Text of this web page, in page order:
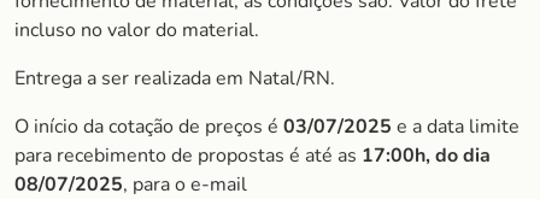
incluso no valor do material.
Entrega a ser realizada em Natal/RN.
O início da cotação de preços é 03/07/2025 e a data limite
para recebimento de propostas é até as 17:00h, do dia
08/07/2025, para o e-mail